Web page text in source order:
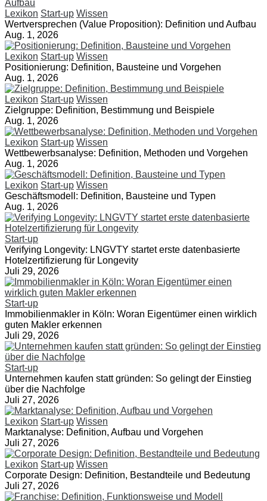
Lexikon Start-up Wissen
Wertversprechen (Value Proposition): Definition und Aufbau
Aug. 1, 2026
Lexikon Start-up Wissen
Positionierung: Definition, Bausteine und Vorgehen
Aug. 1, 2026
Lexikon Start-up Wissen
Zielgruppe: Definition, Bestimmung und Beispiele
Aug. 1, 2026
Lexikon Start-up Wissen
Wettbewerbsanalyse: Definition, Methoden und Vorgehen
Aug. 1, 2026
Lexikon Start-up Wissen
Geschäftsmodell: Definition, Bausteine und Typen
Aug. 1, 2026
Start-up
Verifying Longevity: LNGVTY startet erste datenbasierte
Hotelzertifizierung für Longevity
Juli 29, 2026
Start-up
Immobilienmakler in Köln: Woran Eigentümer einen wirklich
guten Makler erkennen
Juli 29, 2026
Start-up
Unternehmen kaufen statt gründen: So gelingt der Einstieg
über die Nachfolge
Juli 27, 2026
Lexikon Start-up Wissen
Marktanalyse: Definition, Aufbau und Vorgehen
Juli 27, 2026
Lexikon Start-up Wissen
Corporate Design: Definition, Bestandteile und Bedeutung
Juli 27, 2026